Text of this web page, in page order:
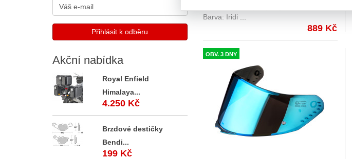
REVO) s přípravou pro Pinlock
Barva: Iridi ...
889 Kč
OBV. 3 DNY
Akční nabídka
Royal Enfield
Himalaya...
4.250 Kč
Brzdové destičky
Bendi...
199 Kč